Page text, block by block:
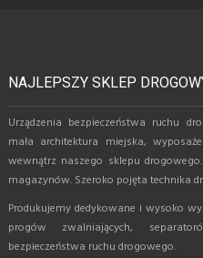
NAJLEPSZY SKLEP
Urządzenia bezpieczeństwa ruchu
mała architektura miejska,
wewnątrz naszego sklepu
magazynów. Szeroko pojęta technika
Produkujemy dedykowane i wysoko
progów zwalniających,
bezpieczeństwa ruchu drogowego.